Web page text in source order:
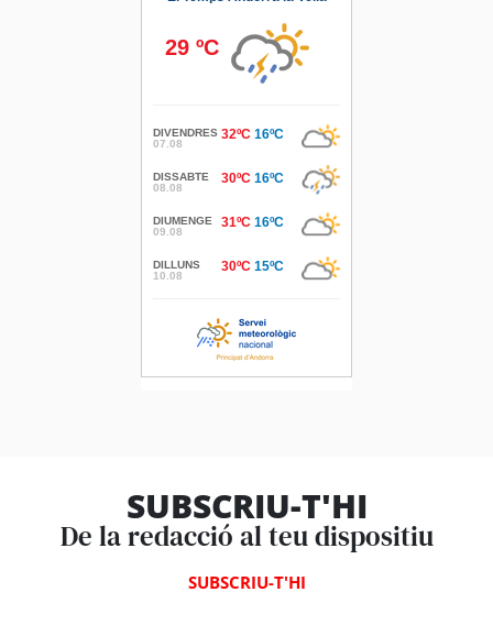
SUBSCRIU-T'HI
De la redacció al teu dispositiu
SUBSCRIU-T'HI